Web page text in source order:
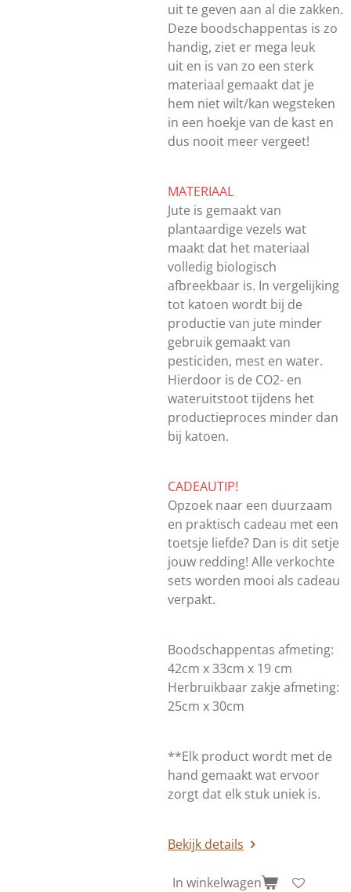
uit te geven aan al die zakken.
Deze boodschappentas is zo
handig, ziet er mega leuk
uit en is van zo een sterk
materiaal gemaakt dat je
hem niet wilt/kan wegsteken
in een hoekje van de kast en
dus nooit meer vergeet!
MATERIAAL
Jute is gemaakt van
plantaardige vezels wat
maakt dat het materiaal
volledig biologisch
afbreekbaar is. In vergelijking
tot katoen wordt bij de
productie van jute minder
gebruik gemaakt van
pesticiden, mest en water.
Hierdoor is de CO2- en
wateruitstoot tijdens het
productieproces minder dan
bij katoen.
CADEAUTIP!
Opzoek naar een duurzaam
en praktisch cadeau met een
toetsje liefde? Dan is dit setje
jouw redding! Alle verkochte
sets worden mooi als cadeau
verpakt.
Boodschappentas afmeting:
42cm x 33cm x 19 cm
Herbruikbaar zakje afmeting:
25cm x 30cm
**Elk product wordt met de
hand gemaakt wat ervoor
zorgt dat elk stuk uniek is.
Bekijk details
In winkelwagen